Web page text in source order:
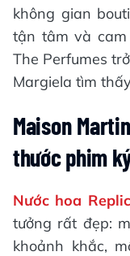
không gian
tận tâm và
The Perfumes
Margiela tìm
Maison
thước phim
Nước hoa
tưởng rất đẹp:
khoảnh khắc,